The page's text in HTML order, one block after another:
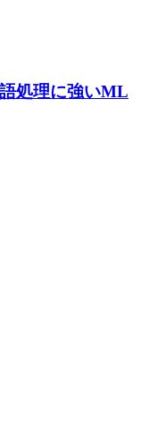
処理に強いML